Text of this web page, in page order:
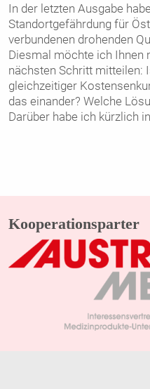
In der letzten Ausgabe
Standortgefährdung für
verbundenen drohenden
Diesmal möchte ich Ihnen
nächsten Schritt mitteilen:
gleichzeitiger
das einander? Welche
Darüber habe ich kürzlich
Kooperationsparter